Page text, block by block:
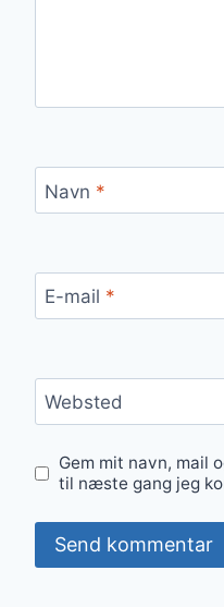
Navn *
E-mail *
Websted
Gem mit navn, mail
til næste gang jeg